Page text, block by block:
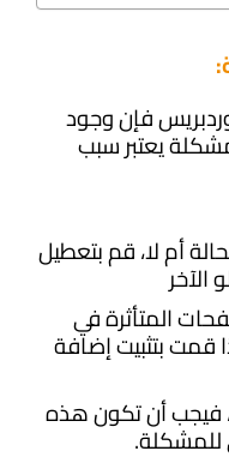
فإن وجود
يعتبر سبب
أم لا، قم بتعطيل
الآخر
المتأثرة في
قمت بتثبيت إضافة
فيجب أن تكون هذه
للمشكلة.